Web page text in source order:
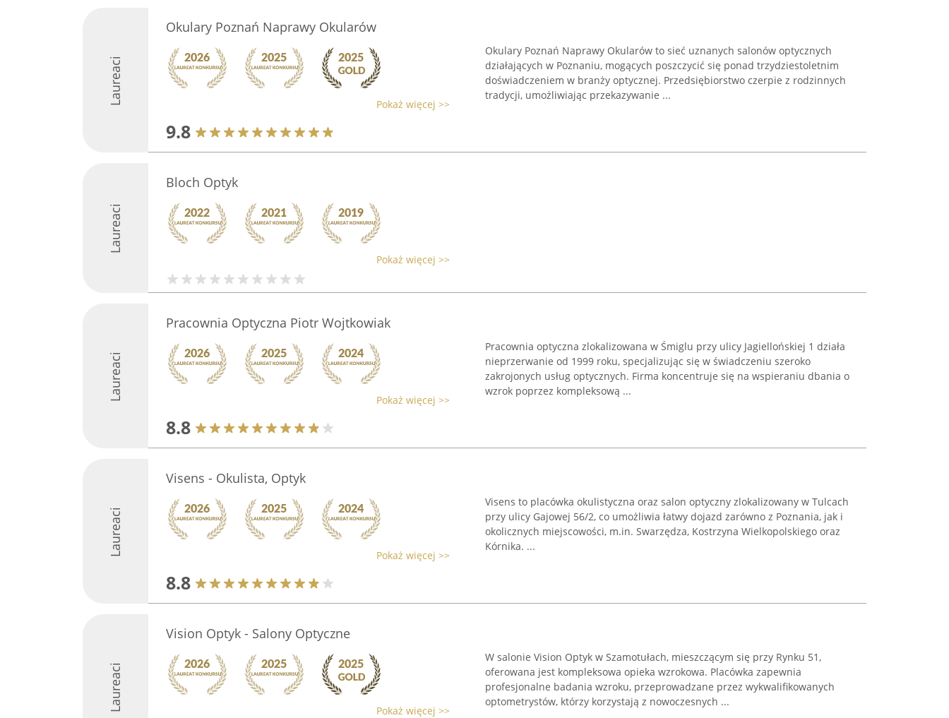
Laureaci
Okulary Poznań Naprawy Okularów
Pokaż więcej >>
9.8
Okulary Poznań Naprawy Okularów to sieć uznanych salonów optycznych
działających w Poznaniu, mogących poszczycić się ponad trzydziestoletnim
doświadczeniem w branży optycznej. Przedsiębiorstwo czerpie z rodzinnych
tradycji, umożliwiając przekazywanie ...
Laureaci
Bloch Optyk
Pokaż więcej >>
Laureaci
Pracownia Optyczna Piotr Wojtkowiak
Pokaż więcej >>
8.8
Pracownia optyczna zlokalizowana w Śmiglu przy ulicy Jagiellońskiej 1 działa
nieprzerwanie od 1999 roku, specjalizując się w świadczeniu szeroko
zakrojonych usług optycznych. Firma koncentruje się na wspieraniu dbania o
wzrok poprzez kompleksową ...
Laureaci
Visens - Okulista, Optyk
Pokaż więcej >>
8.8
Visens to placówka okulistyczna oraz salon optyczny zlokalizowany w Tulcach
przy ulicy Gajowej 56/2, co umożliwia łatwy dojazd zarówno z Poznania, jak i
okolicznych miejscowości, m.in. Swarzędza, Kostrzyna Wielkopolskiego oraz
Kórnika. ...
Laureaci
Vision Optyk - Salony Optyczne
Pokaż więcej >>
W salonie Vision Optyk w Szamotułach, mieszczącym się przy Rynku 51,
oferowana jest kompleksowa opieka wzrokowa. Placówka zapewnia
profesjonalne badania wzroku, przeprowadzane przez wykwalifikowanych
optometrystów, którzy korzystają z nowoczesnych ...